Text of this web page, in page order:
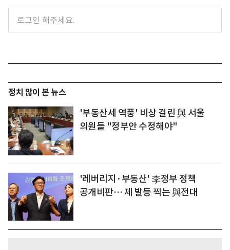
정치 많이 본 뉴스
'부동산세 역풍' 비상 걸린 與 서울
의원들 "정부안 수정해야"
'레버리지·부동산' 李정부 정책
공개비판… 제 발등 찍는 與전대